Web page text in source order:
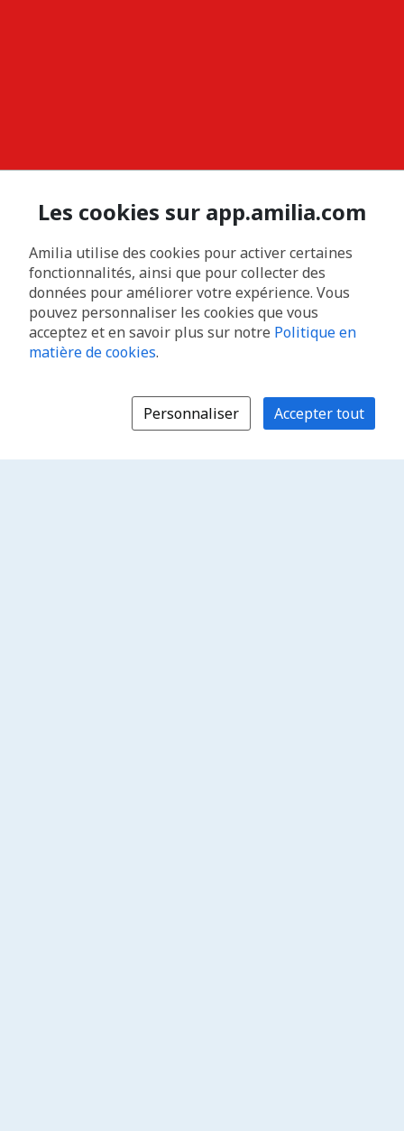
Les cookies sur app.amilia.com
Amilia utilise des cookies pour activer certaines
fonctionnalités, ainsi que pour collecter des
données pour améliorer votre expérience. Vous
pouvez personnaliser les cookies que vous
acceptez et en savoir plus sur notre Politique en
matière de cookies.
Personnaliser Accepter tout